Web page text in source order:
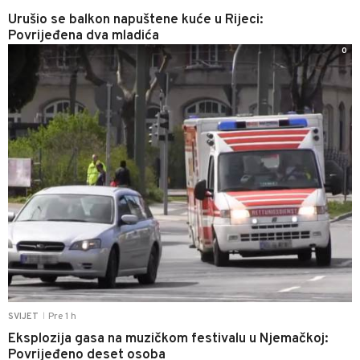
Urušio se balkon napuštene kuće u Rijeci:
Povrijeđena dva mladića
SVIJET Pre 1 h
Eksplozija gasa na muzičkom festivalu u Njemačkoj:
Povrijeđeno deset osoba
0